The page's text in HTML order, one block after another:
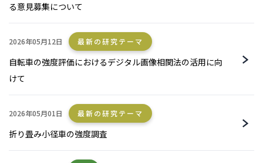
る意見募集について
2026年05月12日 最新の研究テーマ
自転車の強度評価におけるデジタル画像相関法の活用に向
けて
2026年05月01日 最新の研究テーマ
折り畳み小径車の強度調査